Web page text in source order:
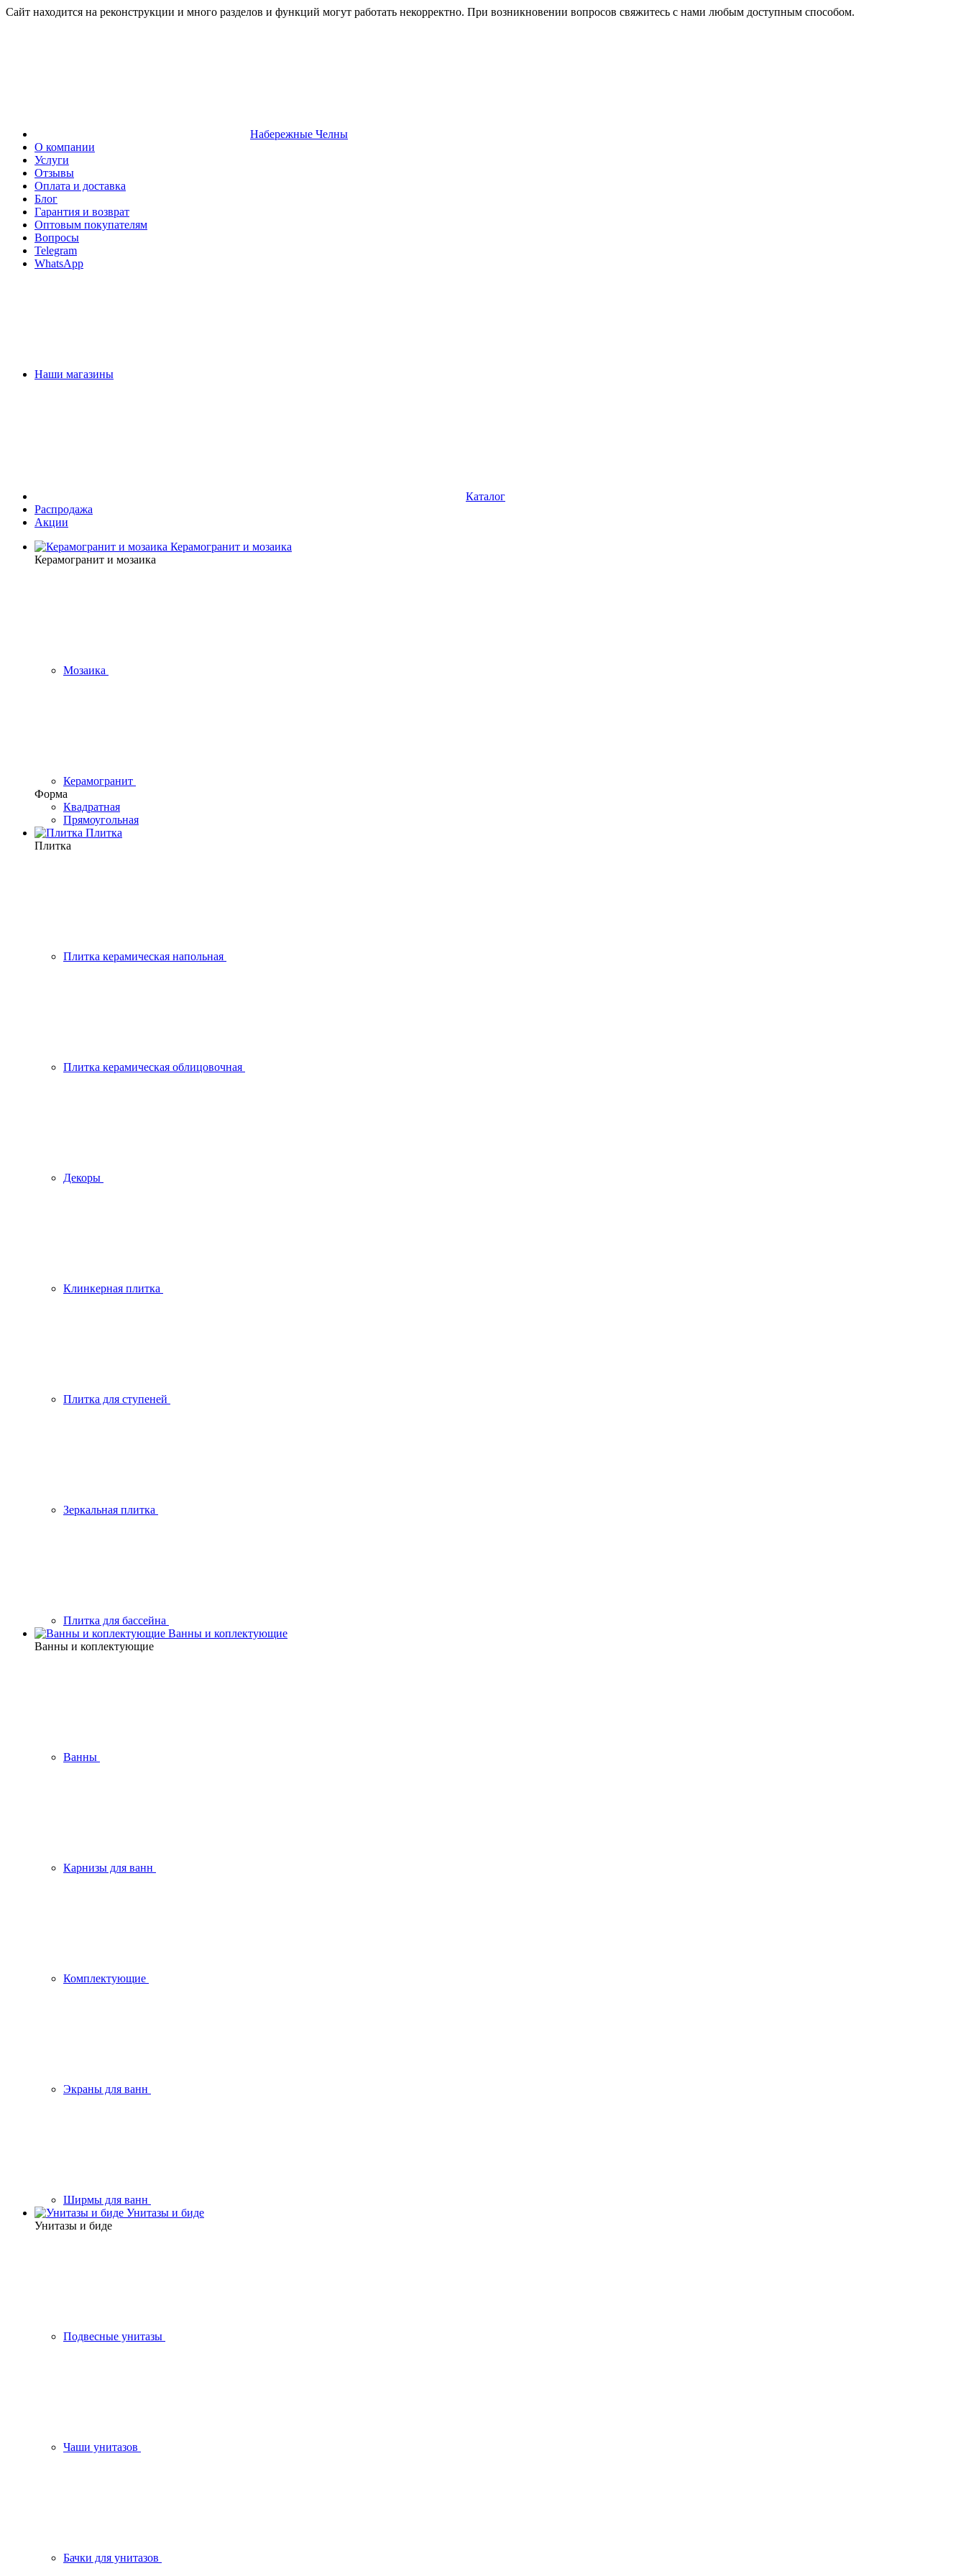
Сайт находится на реконструкции и много разделов и функций могут работать некорректно. При возникновении вопросов свяжитесь с нами любым доступным способом.
Набережные Челны
О компании
Услуги
Отзывы
Оплата и доставка
Блог
Гарантия и возврат
Оптовым покупателям
Вопросы
Telegram
WhatsApp
Наши магазины
Каталог
Распродажа
Акции
Керамогранит и мозаика
Керамогранит и мозаика
Мозаика
Керамогранит
Форма
Квадратная
Прямоугольная
Плитка
Плитка
Плитка керамическая напольная
Плитка керамическая облицовочная
Декоры
Клинкерная плитка
Плитка для ступеней
Зеркальная плитка
Плитка для бассейна
Ванны и коплектующие
Ванны и коплектующие
Ванны
Карнизы для ванн
Комплектующие
Экраны для ванн
Ширмы для ванн
Унитазы и биде
Унитазы и биде
Подвесные унитазы
Чаши унитазов
Бачки для унитазов